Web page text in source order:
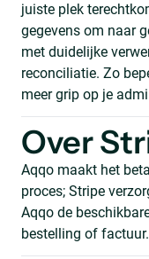
juiste plek
gegevens om naar
met duidelijke
reconciliatie. Zo
meer grip op je
Over
Aqqo maakt het
proces; Stripe
Aqqo de
bestelling of factuur.